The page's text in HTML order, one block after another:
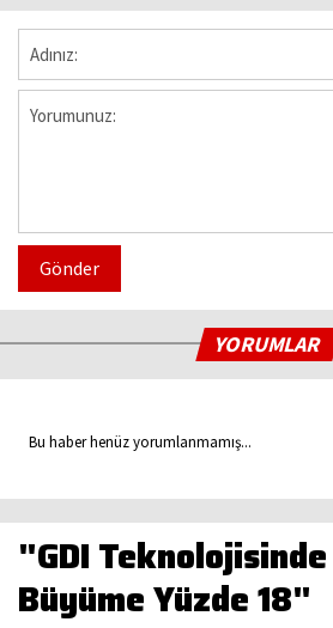
Gönder
YORUMLAR
Bu haber henüz yorumlanmamış...
"GDI Teknolojisinde
Büyüme Yüzde 18"